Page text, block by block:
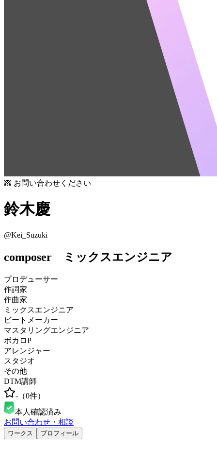
🙉 お問い合わせください
鈴木慶
@Kei_Suzuki
composer ミックスエンジニア
プロデューサー
作詞家
作曲家
ミックスエンジニア
ビートメーカー
マスタリングエンジニア
ボカロP
アレンジャー
スタジオ
その他
DTM講師
- （0件）
本人確認済み
お問い合わせ・相談
ワークス プロフィール